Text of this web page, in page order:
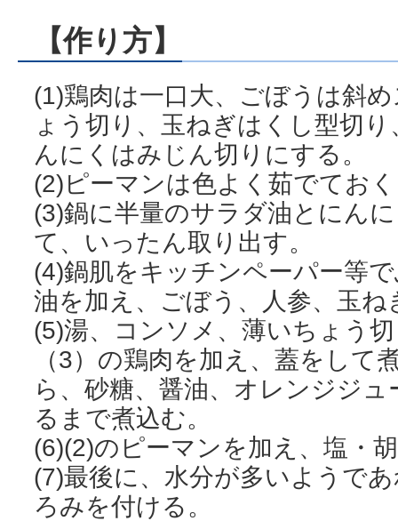
【作り方】
(1)鶏肉は一口大、ごぼうは斜
ょう切り、玉ねぎはくし型切
んにくはみじん切りにする。
(2)ピーマンは色よく茹でてお
(3)鍋に半量のサラダ油とにん
て、いったん取り出す。
(4)鍋肌をキッチンペーパー等
油を加え、ごぼう、人参、玉
(5)湯、コンソメ、薄いちょう
（3）の鶏肉を加え、蓋をして
ら、砂糖、醤油、オレンジジ
るまで煮込む。
(6)(2)のピーマンを加え、塩・
(7)最後に、水分が多いようで
ろみを付ける。